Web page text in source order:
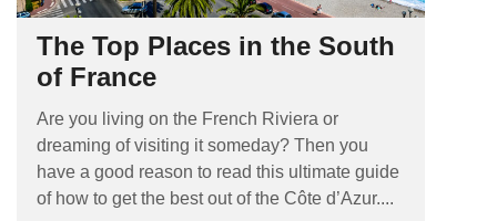
The Top Places in the South
of France
Are you living on the French Riviera or
dreaming of visiting it someday? Then you
have a good reason to read this ultimate guide
of how to get the best out of the Côte d’Azur....